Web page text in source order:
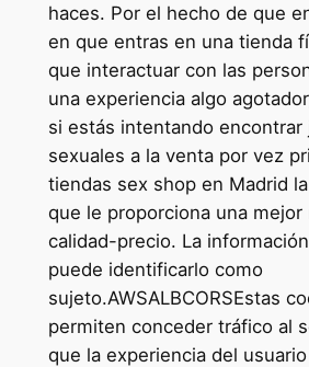
haces. Por el hecho de que
en que entras en una tienda
que interactuar con las
una experiencia algo
si estás intentando encontrar
sexuales a la venta por vez
tiendas sex shop en Madrid
que le proporciona una mejor
calidad-precio. La
puede identificarlo como
sujeto.AWSALBCORSEstas
permiten conceder tráfico al
que la experiencia del